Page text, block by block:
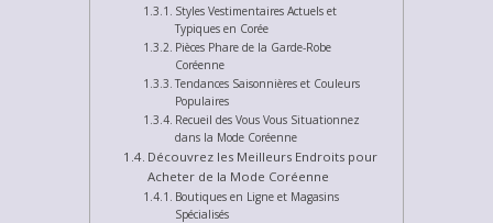
Styles Vestimentaires Actuels et
Typiques en Corée
Pièces Phare de la Garde-Robe
Coréenne
Tendances Saisonnières et Couleurs
Populaires
Recueil des Vous Vous Situationnez
dans la Mode Coréenne
Découvrez les Meilleurs Endroits pour
Acheter de la Mode Coréenne
Boutiques en Ligne et Magasins
Spécialisés